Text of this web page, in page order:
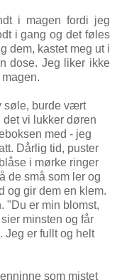
i magen fordi jeg
i gang og det føles
dem, kastet meg ut i
dose. Jeg liker ikke
søle, burde vært
det vi lukker døren
med - jeg
Dårlig tid, puster
i mørke ringer
de små som ler og
og gir dem en klem.
"Du er min blomst,
minsten og får
Jeg er fullt og helt
som mistet